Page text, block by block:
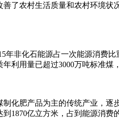
了农村生活质量和农村环境
年非化石能源占一次能源消费
利用量已超过3000万吨标准煤
化肥产品为主的传统产业，
1870亿立方米，占到能源消